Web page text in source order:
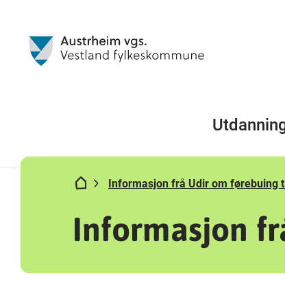
Informasjon frå Udir om førebuing
Informasjon